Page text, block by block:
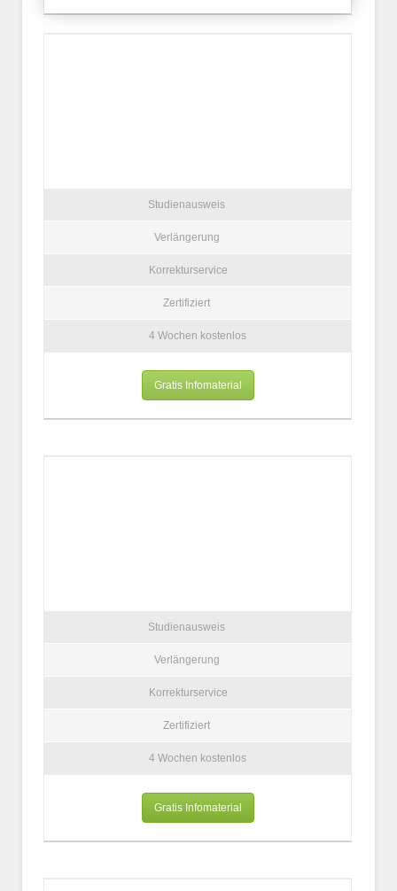
Studienausweis
Verlängerung
Korrekturservice
Zertifiziert
4 Wochen kostenlos
Gratis Infomaterial
Studienausweis
Verlängerung
Korrekturservice
Zertifiziert
4 Wochen kostenlos
Gratis Infomaterial